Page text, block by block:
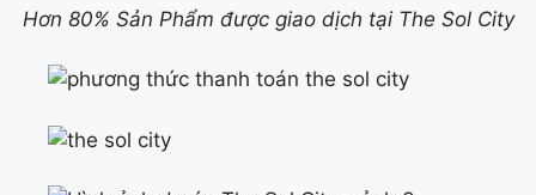
Hơn 80% Sản Phẩm được giao dịch tại The Sol City